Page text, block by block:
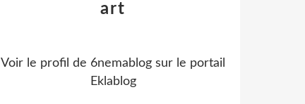
art
Voir le profil de 6nemablog sur le portail
Eklablog